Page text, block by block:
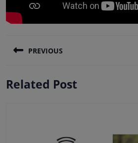
άρθρων
PREVIOUS
post:
Related Post